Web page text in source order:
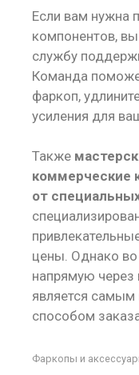
Если вам нужна
компонентов,
службу
Команда
фаркоп,
усиления для
Также
коммерческие
от
цены. Однако во
напрямую через
является
способом
Фаркопы и